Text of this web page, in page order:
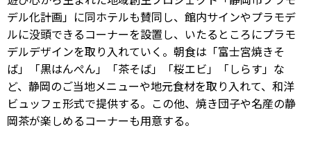
デル化計画」に同ホテルも賛同し、館内サインやプラモデ
ルに没頭できるコーナーを設置し、いたるところにプラモ
デルデザインを取り入れていく。朝食は「富士宮焼きそ
ば」「黒はんぺん」「茶そば」「桜エビ」「しらす」な
ど、静岡のご当地メニューや地元食材を取り入れて、和洋
ビュッフェ形式で提供する。この他、焼き団子や名産の静
岡茶が楽しめるコーナーも用意する。